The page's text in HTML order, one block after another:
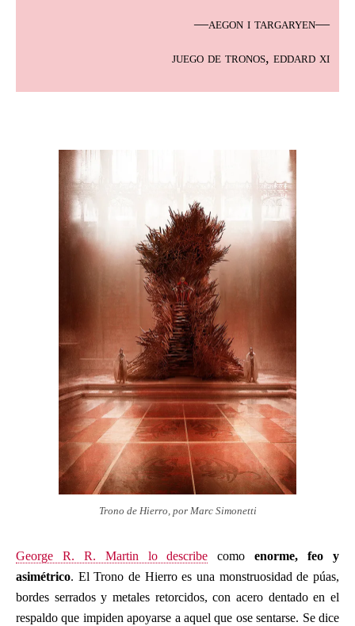
—aegon i targaryen—
juego de tronos, eddard xi
Trono de Hierro, por Marc Simonetti
George R. R. Martin lo describe comoenorme, feo y
asimétrico. El Trono de Hierro es una monstruosidad de púas,
bordes serrados y metales retorcidos, con acero dentado en el
respaldo que impiden apoyarse a aquel que ose sentarse. Se dice